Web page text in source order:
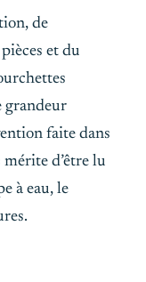
de
et du
grandeur
faite dans
d’être lu
à eau, le